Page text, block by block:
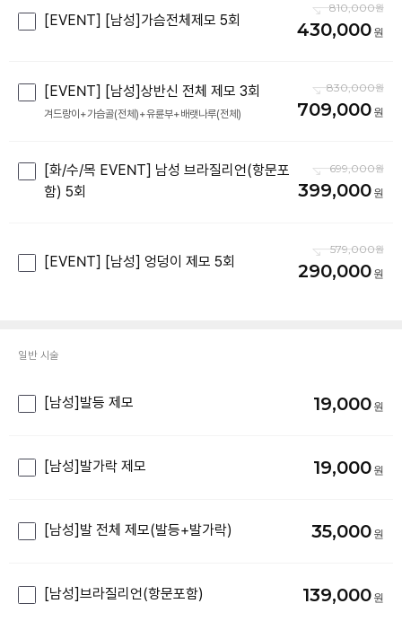
[EVENT] [남성]가슴전체제모 5회
810,000
430,000
[EVENT] [남성]상반신 전체 제모 3회
겨드랑이+가슴골(전체)+유륜부+배랫나루(전체)
830,000
709,000
[화/수/목 EVENT] 남성 브라질리언(항문포
함) 5회
699,000
399,000
[EVENT] [남성] 엉덩이 제모 5회
579,000
290,000
일반 시술
[남성]발등 제모 19,000
[남성]발가락 제모 19,000
[남성]발 전체 제모(발등+발가락) 35,000
[남성]브라질리언(항문포함) 139,000